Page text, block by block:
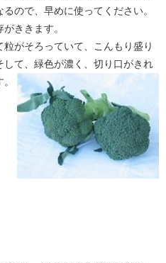
ので、早めに使ってください。
ききます。
がそろっていて、こんもり盛り
して、緑色が濃く、切り口がきれ